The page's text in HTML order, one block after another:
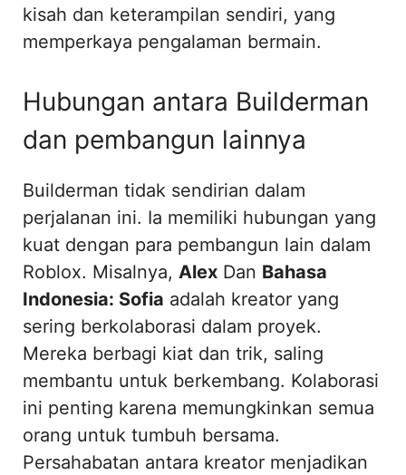
kisah dan keterampilan sendiri, yang
memperkaya pengalaman bermain.
Hubungan antara Builderman
dan pembangun lainnya
Builderman tidak sendirian dalam
perjalanan ini. Ia memiliki hubungan yang
kuat dengan para pembangun lain dalam
Roblox. Misalnya, Alex Dan Bahasa
Indonesia: Sofia adalah kreator yang
sering berkolaborasi dalam proyek.
Mereka berbagi kiat dan trik, saling
membantu untuk berkembang. Kolaborasi
ini penting karena memungkinkan semua
orang untuk tumbuh bersama.
Persahabatan antara kreator menjadikan